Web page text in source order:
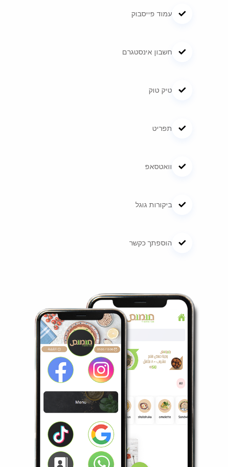
עמוד פייסבוק
חשבון אינסטגרם
טיק טוק
תפריט
וואטסאפ
ביקורות גוגל
הוספתך כקשר